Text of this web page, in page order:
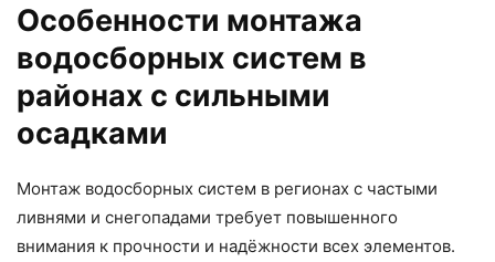
Особенности монтажа
водосборных систем в
районах с сильными
осадками
Монтаж водосборных систем в регионах с частыми
ливнями и снегопадами требует повышенного
внимания к прочности и надёжности всех элементов.